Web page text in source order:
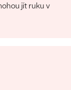
jít ruku v